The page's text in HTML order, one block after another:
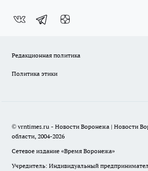
Редакционная политика
Политика этики
© vrntimes.ru - Новости Воронежа | Новости
области, 2004-2026
Сетевое издание «Время Воронежа»
Учредитель: Индивидуальный